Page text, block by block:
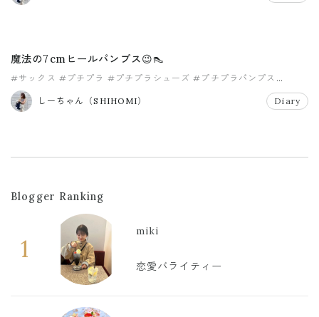
魔法の7cmヒールパンプス😉👠
#サックス #プチプラ #プチプラシューズ #プチプラパンプス
#春カラー
しーちゃん（SHIHOMI）
Diary
Blogger Ranking
1
miki
恋愛バライティー